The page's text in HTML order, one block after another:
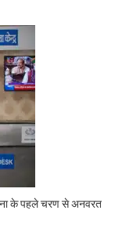
के पहले चरण से अनवरत